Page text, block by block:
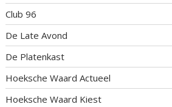
Club 96
De Late Avond
De Platenkast
Hoeksche Waard Actueel
Hoeksche Waard Kiest